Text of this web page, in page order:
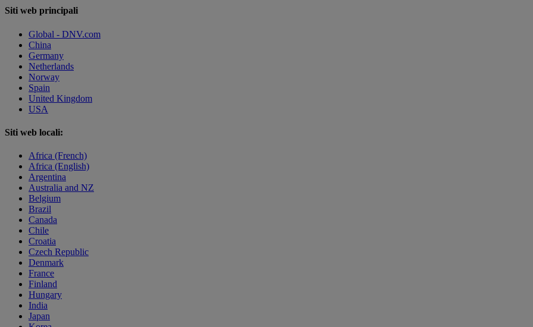
Siti web principali
Global - DNV.com
China
Germany
Netherlands
Norway
Spain
United Kingdom
USA
Siti web locali:
Africa (French)
Africa (English)
Argentina
Australia and NZ
Belgium
Brazil
Canada
Chile
Croatia
Czech Republic
Denmark
France
Finland
Hungary
India
Japan